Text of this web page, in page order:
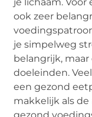
je lichaam.
ook zeer
je simpelweg
belangrijk,
doeleinden.
een gezond
makkelijk als